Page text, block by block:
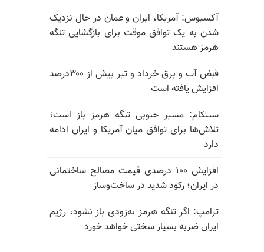
آکسیوس: آمریکا، ایران و عمان در حال نزدیک
شدن به یک توافق موقت برای بازگشایی تنگه
هرمز هستند
قبض آب و برق خرداد و تیر بیش از ۳۰۰درصد
افزایش یافته است
سنتکام: مسیر جنوبی تنگه هرمز باز است؛
تلاش‌ها برای توافق میان آمریکا و ایران ادامه
دارد
افزایش ۱۰۰ درصدی قیمت مصالح ساختمانی
در ایران؛ رکود شدید در ساخت‌وساز
ترامپ: اگر تنگه هرمز به‌زودی باز نشود، رژیم
ایران ضربه بسیار سختی خواهد خورد